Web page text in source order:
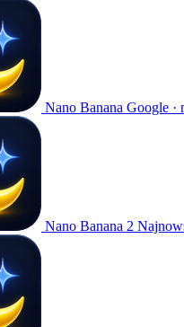
Nano Banana Google ·
Nano Banana 2